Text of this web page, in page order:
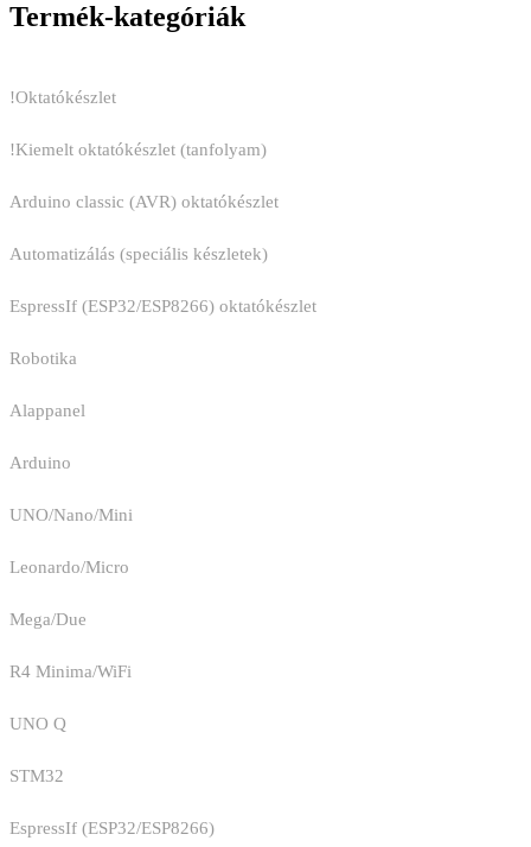
Termék-kategóriák
!Oktatókészlet
!Kiemelt oktatókészlet (tanfolyam)
Arduino classic (AVR) oktatókészlet
Automatizálás (speciális készletek)
EspressIf (ESP32/ESP8266) oktatókészlet
Robotika
Alappanel
Arduino
UNO/Nano/Mini
Leonardo/Micro
Mega/Due
R4 Minima/WiFi
UNO Q
STM32
EspressIf (ESP32/ESP8266)